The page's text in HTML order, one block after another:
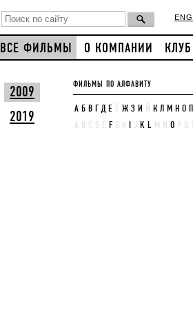
ВСЕ ФИЛЬМЫ О КОМПАНИИ КЛУБ
2009
2019
ФИЛЬМЫ ПО АЛФАВИТУ
А Б В Г Д Е Ё Ж З И Й К Л М Н О П
A B C D E F G H J K L M N O P Q